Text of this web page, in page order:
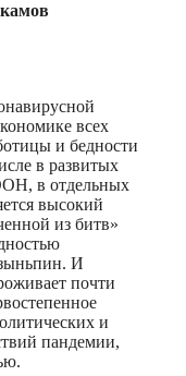
всех
и бедности
в развитых
в отдельных
высокий
из битв»
И
почти
и
пандемии,